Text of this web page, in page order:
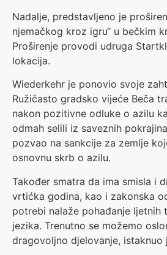
Nadalje, predstavljeno je
njemačkog kroz igru“ u bečkim
Proširenje provodi udruga
lokacija.
Wiederkehr je ponovio svoje
Ružičasto gradsko vijeće Beča
nakon pozitivne odluke o azilu
odmah selili iz saveznih
pozvao na sankcije za zemlje
osnovnu skrb o azilu.
Također smatra da ima smisla i
vrtićka godina, kao i zakonska
potrebi nalaže pohađanje ljetnih
jezika. Trenutno se možemo
dragovoljno djelovanje, istaknuo